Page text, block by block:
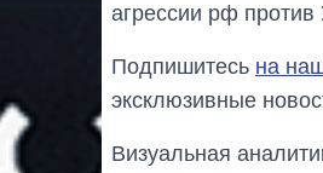
агрессии рф
Подпишитесь на
эксклюзивные
Визуальная